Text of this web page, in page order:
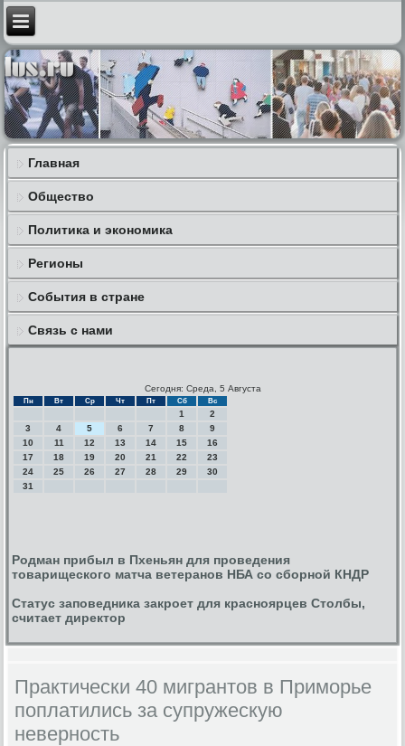
Главная
Общество
Политика и экономика
Регионы
События в стране
Связь с нами
Сегодня: Среда, 5 Августа
Пн Вт Ср Чт Пт Сб Вс
1
2
3
4 5 6 7 8
9
10
11 12 13 14 15
16
17
18 19 20 21 22
23
24
25 26 27 28 29
30
31
Родман прибыл в Пхеньян для проведения
товарищеского матча ветеранов НБА со сборной КНДР
Статус заповедника закроет для красноярцев Столбы,
считает директор
Практически 40 мигрантов в Приморье
поплатились за супружескую
неверность